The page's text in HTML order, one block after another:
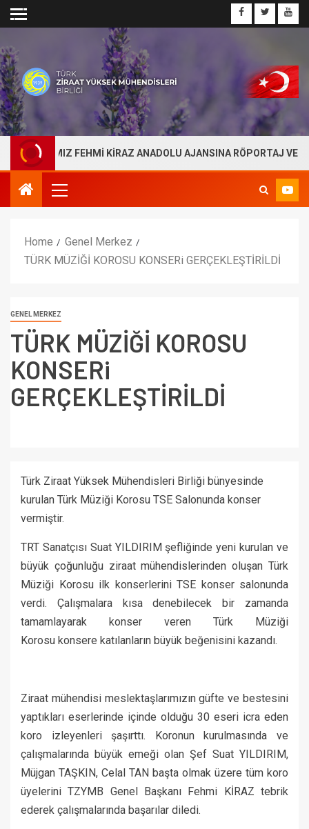
FEHMİ KİRAZ ANADOLU AJANSINA RÖPORTAJ VERDİ
Home
Genel Merkez
TÜRK MÜZİĞİ KOROSU KONSERi GERÇEKLEŞTİRİLDİ
GENEL MERKEZ
TÜRK MÜZİĞİ KOROSU
KONSERi
GERÇEKLEŞTİRİLDİ
Türk Ziraat Yüksek Mühendisleri Birliği bünyesinde
kurulan Türk Müziği Korosu TSE Salonunda konser
vermiştir.
TRT Sanatçısı Suat YILDIRIM şefliğinde yeni kurulan ve
büyük çoğunluğu ziraat mühendislerinden oluşan Türk
Müziği Korosu ilk konserlerini TSE konser salonunda
verdi. Çalışmalara kısa denebilecek bir zamanda
tamamlayarak konser veren Türk Müziği
Korosu konsere katılanların büyük beğenisini kazandı.
Ziraat mühendisi meslektaşlarımızın güfte ve bestesini
yaptıkları eserlerinde içinde olduğu 30 eseri icra eden
koro izleyenleri şaşırttı. Koronun kurulmasında ve
çalışmalarında büyük emeği olan Şef Suat YILDIRIM,
Müjgan TAŞKIN, Celal TAN başta olmak üzere tüm koro
üyelerini TZYMB Genel Başkanı Fehmi KİRAZ tebrik
ederek çalışmalarında başarılar diledi.